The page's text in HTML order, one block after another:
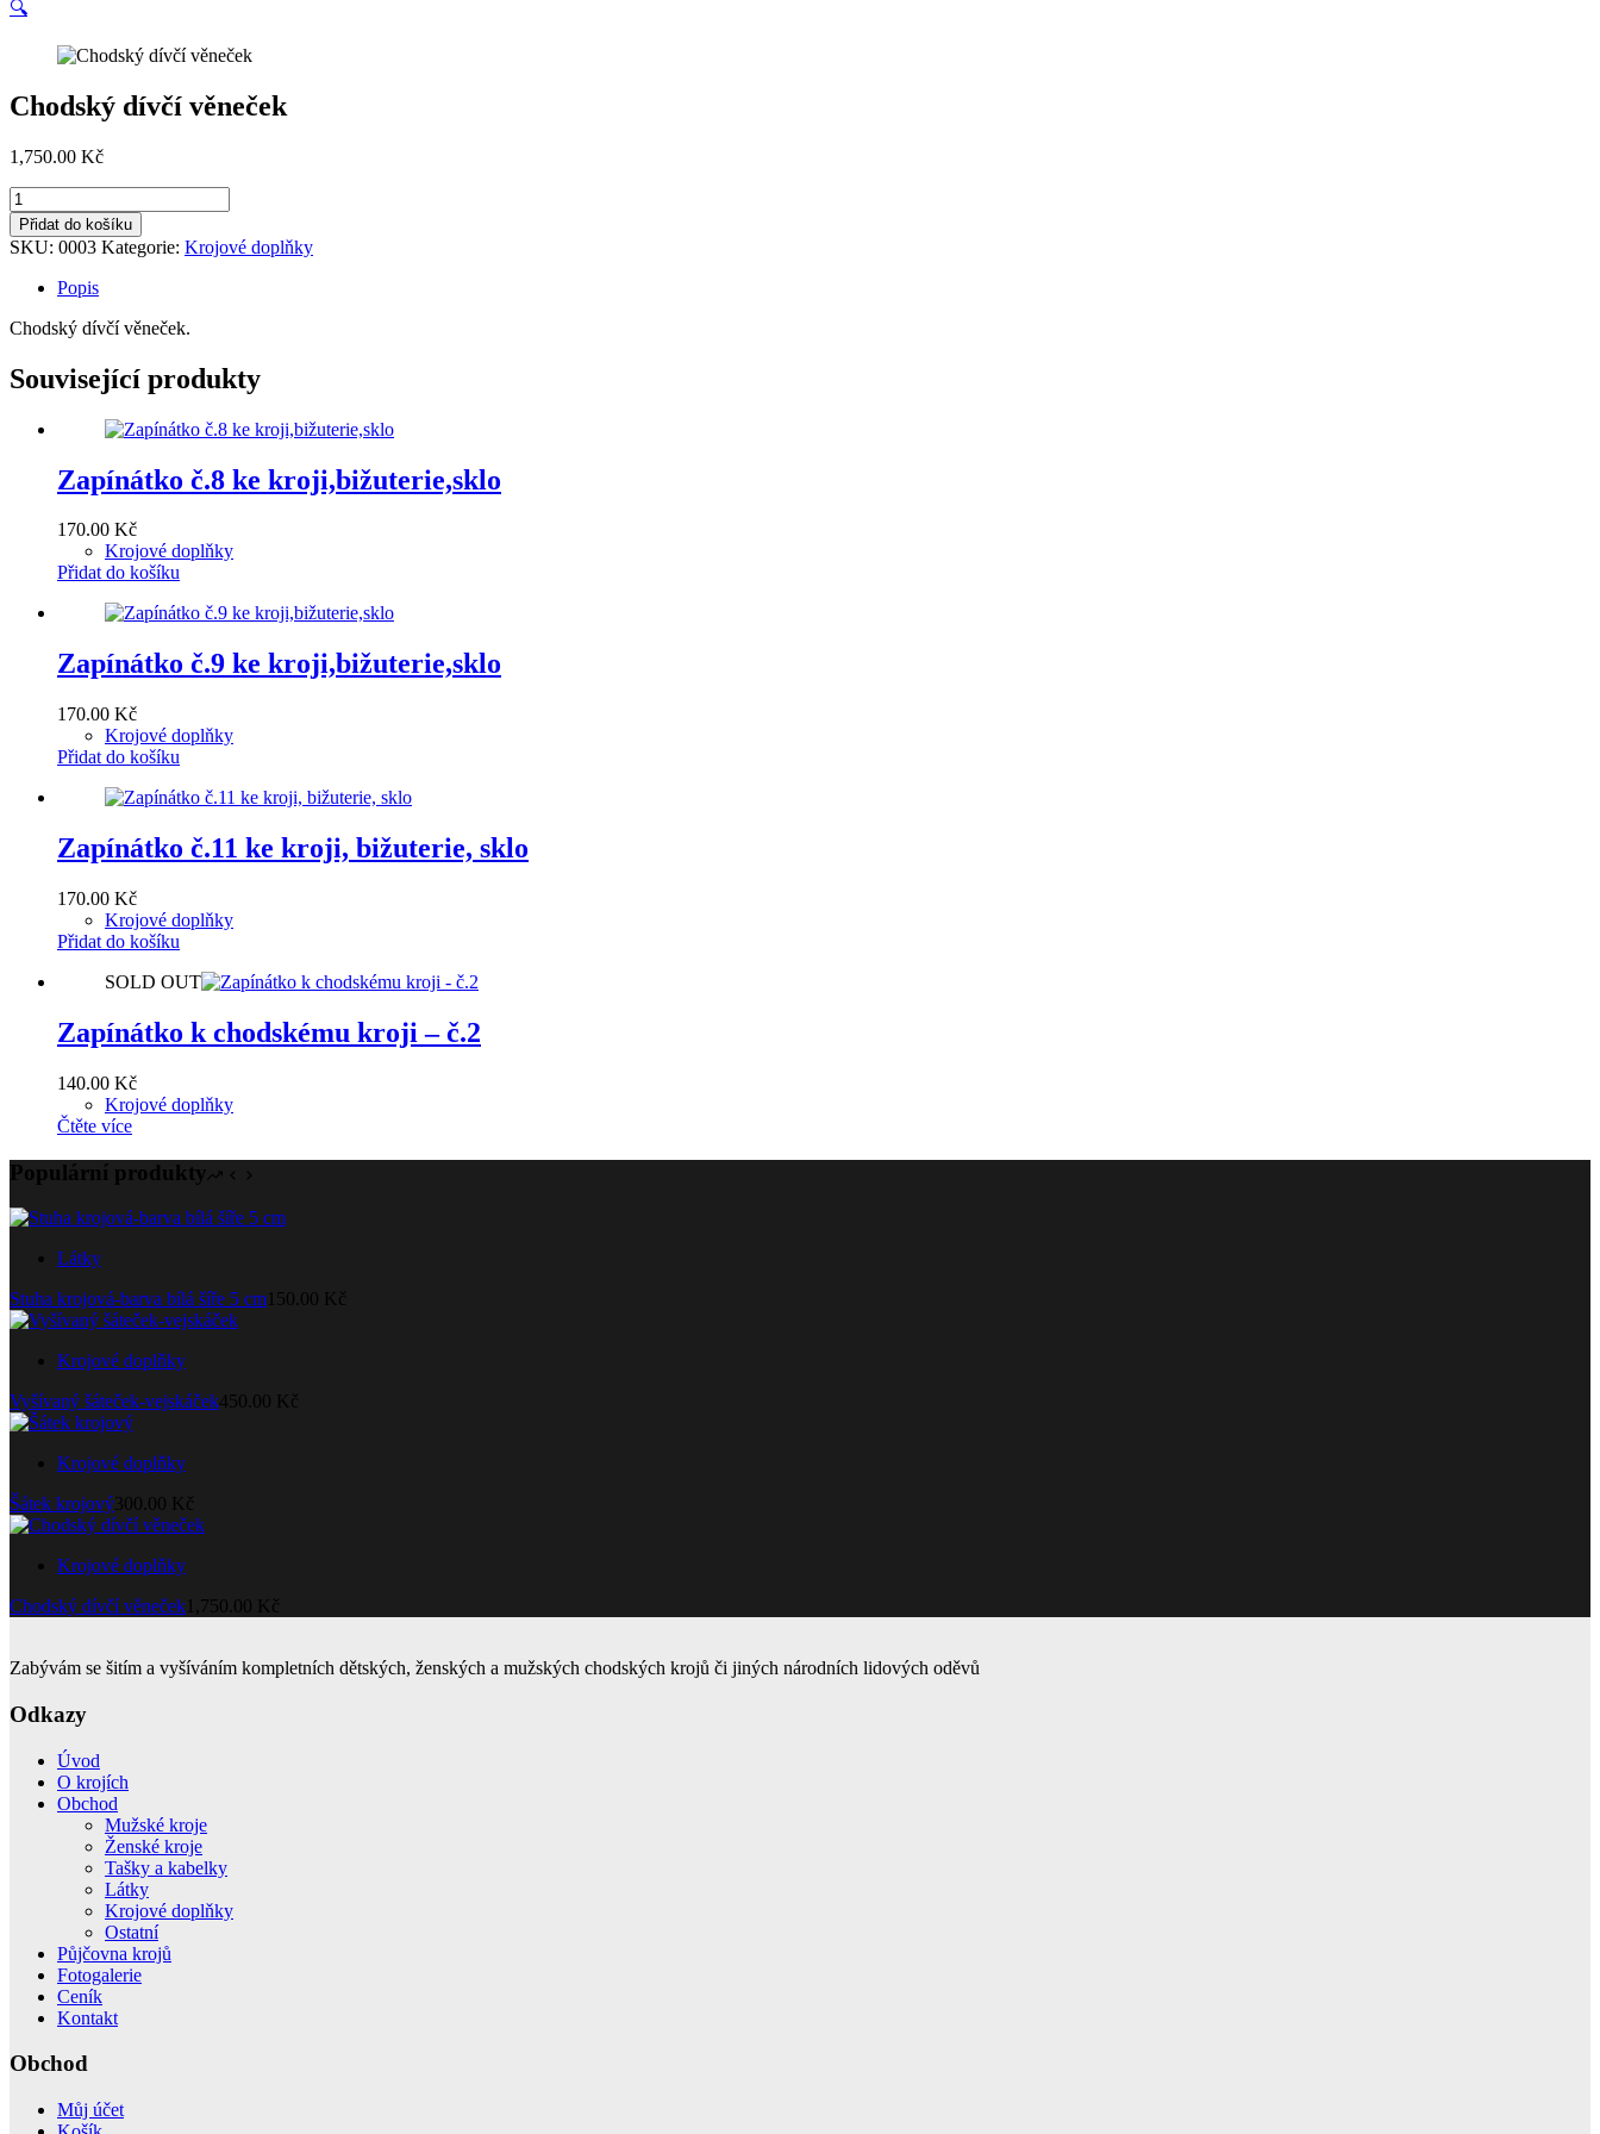
🔍
Chodský dívčí věneček
1,750.00 Kč
Chodský
dívčí
věneček
množství
Přidat do košíku
SKU: 0003 Kategorie: Krojové doplňky
Popis
Chodský dívčí věneček.
Související produkty
Zapínátko č.8 ke kroji,bižuterie,sklo
170.00 Kč
Krojové doplňky
Přidat do košíku
Zapínátko č.9 ke kroji,bižuterie,sklo
170.00 Kč
Krojové doplňky
Přidat do košíku
Zapínátko č.11 ke kroji, bižuterie, sklo
170.00 Kč
Krojové doplňky
Přidat do košíku
SOLD OUT
Zapínátko k chodskému kroji – č.2
140.00 Kč
Krojové doplňky
Čtěte více
Populární produkty
Látky
Stuha krojová-barva bílá šíře 5 cm 150.00 Kč
Krojové doplňky
Vyšívaný šáteček-vejskáček450.00 Kč
Krojové doplňky
Šátek krojový 300.00 Kč
Krojové doplňky
Chodský dívčí věneček 1,750.00 Kč
Zabývám se šitím a vyšíváním kompletních dětských, ženských a mužských chodských krojů či jiných národních lidových oděvů
Odkazy
Úvod
O krojích
Obchod
Mužské kroje
Ženské kroje
Tašky a kabelky
Látky
Krojové doplňky
Ostatní
Půjčovna krojů
Fotogalerie
Ceník
Kontakt
Obchod
Můj účet